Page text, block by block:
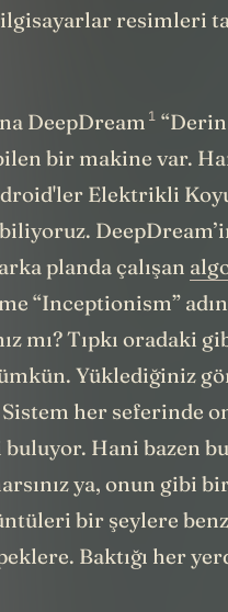
resimleri
DeepDream 1
bir makine var.
Elektrikli
planda çalışan
“Inceptionism”
mı? Tıpkı oradaki
Yüklediğiniz
her seferinde
Hani bazen
ya, onun gibi
bir şeylere
Baktığı her